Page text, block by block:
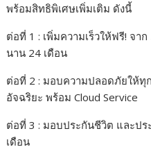
พร้อมสิทธิพิเศษเพิ่มเติม ดังนี้
ต่อที่ 1 : เพิ่มความเร็วให้ฟรี! จา
นาน 24 เดือน
ต่อที่ 2 : มอบความปลอดภัยให้ทุ
อัจฉริยะ พร้อม Cloud Service
ต่อที่ 3 : มอบประกันชีวิต และป
เดือน